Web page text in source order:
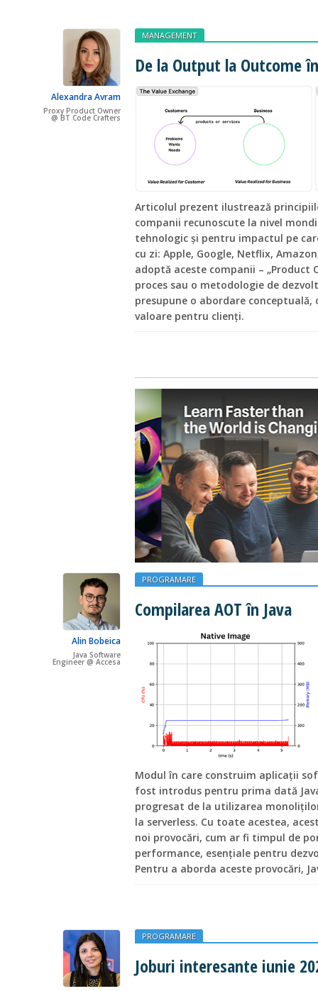
Alexandra Avram
Proxy Product Owner
@ BT Code Crafters
MANAGEMENT
De la Output la Outcome
Articolul prezent ilustrează
companii recunoscute la nivel
tehnologic și pentru impactul pe
cu zi: Apple, Google, Netflix,
adoptă aceste companii – „Product
proces sau o metodologie de
presupune o abordare
valoare pentru clienți.
Alin Bobeica
Java Software
Engineer @ Accesa
PROGRAMARE
Compilarea AOT în Java
Modul în care construim aplicații
fost introdus pentru prima dată
progresat de la utilizarea
la serverless. Cu toate acestea,
noi provocări, cum ar fi timpul de
performance, esențiale pentru
Pentru a aborda aceste provocări,
PROGRAMARE
Joburi interesante iunie